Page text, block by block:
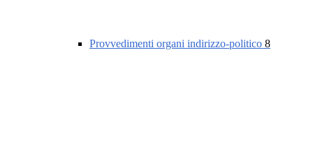
Provvedimenti organi indirizzo-politico 8